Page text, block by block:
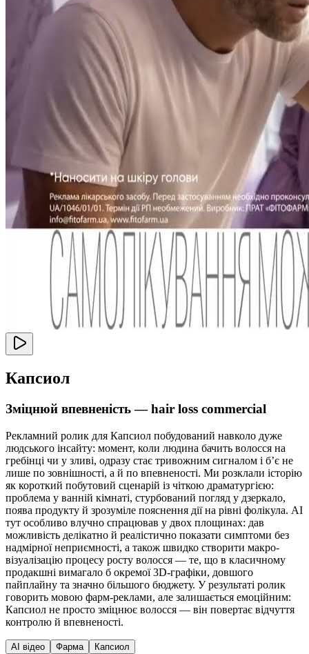
Капсиол
Зміцнюй впевненість — hair loss commercial
Рекламний ролик для Капсиол побудований навколо дуже
людського інсайту: момент, коли людина бачить волосся на
гребінці чи у зливі, одразу стає тривожним сигналом і бʼє не
лише по зовнішності, а й по впевненості. Ми розклали історію
як короткий побутовий сценарій із чіткою драматургією:
проблема у ванній кімнаті, стурбований погляд у дзеркало,
поява продукту й зрозуміле пояснення дії на рівні фолікула. AI
тут особливо влучно спрацював у двох площинах: дав
можливість делікатно й реалістично показати симптоми без
надмірної неприємності, а також швидко створити макро-
візуалізацію процесу росту волосся — те, що в класичному
продакшні вимагало б окремої 3D-графіки, довшого
пайплайну та значно більшого бюджету. У результаті ролик
говорить мовою фарм-реклами, але залишається емоційним:
Капсиол не просто зміцнює волосся — він повертає відчуття
контролю й впевненості.
AI відео Фарма Капсиол